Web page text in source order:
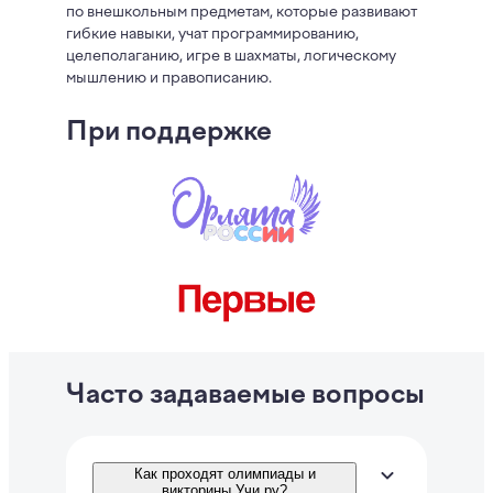
по внешкольным предметам, которые развивают
гибкие навыки, учат программированию,
целеполаганию, игре в шахматы, логическому
мышлению и правописанию.
При поддержке
Часто задаваемые вопросы
Как проходят олимпиады и